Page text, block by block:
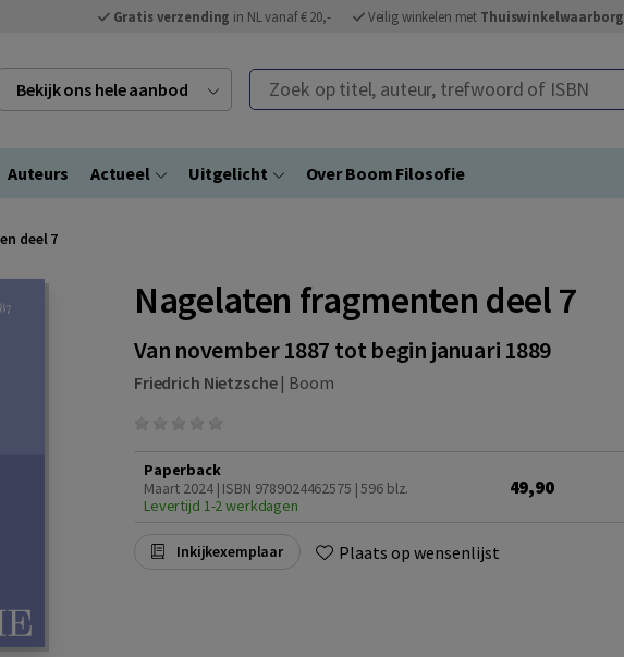
Gratis verzending in NL vanaf € 20,- Veilig winkelen met Thuiswinkelwaarborg
Bekijk ons hele aanbod Zoek op titel, auteur, trefwoord of ISBN
Auteurs Actueel Uitgelicht Over Boom Filosofie
deel 7
Nagelaten fragmenten deel 7
Van november 1887 tot begin januari 1889
Friedrich Nietzsche| Boom
Paperback
Maart 2024 | ISBN 9789024462575 | 596 blz.
Levertijd 1-2 werkdagen
49,90
Inkijkexemplaar Plaats op wensenlijst